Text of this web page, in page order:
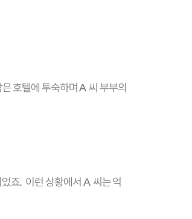
호텔에 투숙하며A 씨 부부의
죠. 이런 상황에서 A 씨는 억